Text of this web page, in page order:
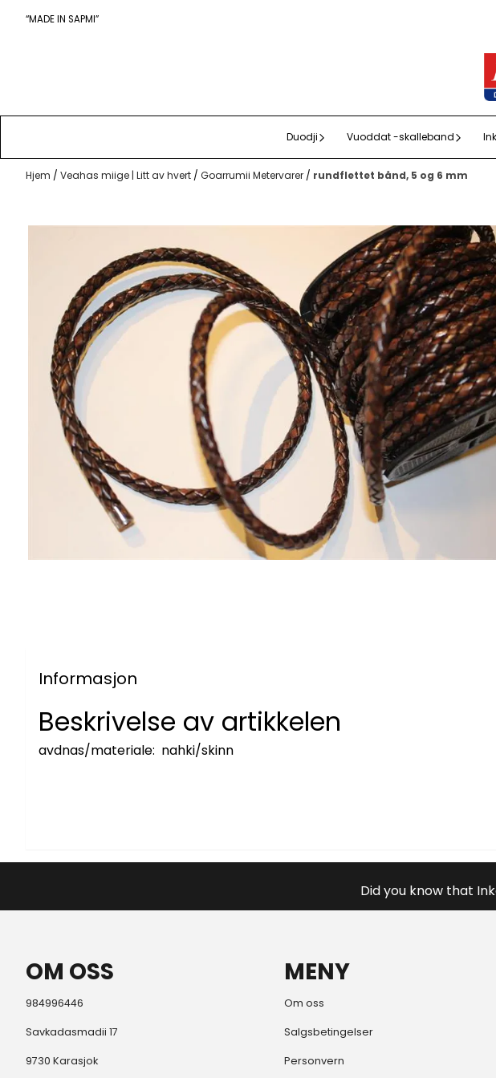
Hopp til innhold
“MADE IN SAPMI”
Duodji Vuoddat -skalleband
Hjem / Veahas miige | Litt av hvert / Goarrumii Metervarer / rundflettet bånd, 5 og 6 mm
Informasjon
Beskrivelse av artikkelen
avdnas/materiale: nahki/skinn
Did you know that
OM OSS
984996446
Savkadasmadii 17
9730 Karasjok
MENY
Om oss
Salgsbetingelser
Personvern